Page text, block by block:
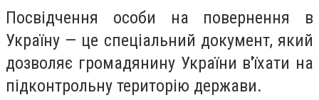
Посвідчення особи на повернення в
Україну — це спеціальний документ, який
дозволяє громадянину України в'їхати на
підконтрольну територію держави.